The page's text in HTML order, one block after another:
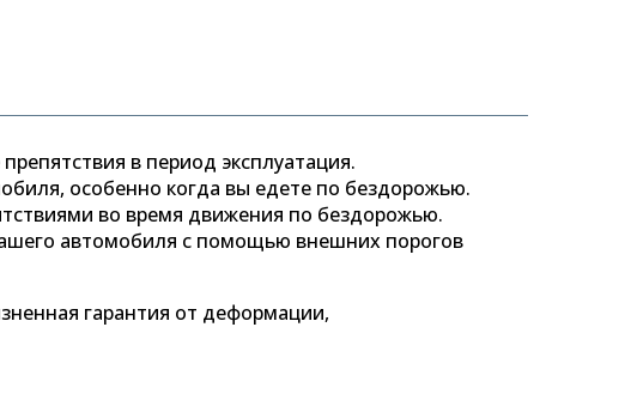
в период эксплуатация.
особенно когда вы едете по бездорожью.
во время движения по бездорожью.
автомобиля с помощью внешних порогов
гарантия от деформации,